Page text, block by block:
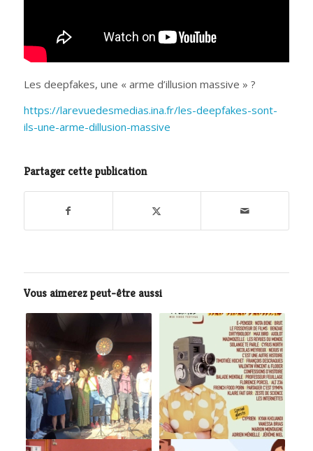
Les deepfakes, une « arme d’illusion massive » ?
https://larevuedesmedias.ina.fr/les-deepfakes-sont-
ils-une-arme-dillusion-massive
Partager cette publication
Vous aimerez peut-être aussi